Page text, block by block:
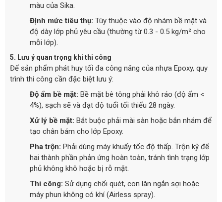
màu của Sika.
Định mức tiêu thụ: Tùy thuộc vào độ nhám bề mặt và
độ dày lớp phủ yêu cầu (thường từ 0.3 - 0.5 kg/m² cho
mỗi lớp).
5. Lưu ý quan trọng khi thi công
Để sản phẩm phát huy tối đa công năng của nhựa Epoxy, quy
trình thi công cần đặc biệt lưu ý:
Độ ẩm bề mặt: Bề mặt bê tông phải khô ráo (độ ẩm <
4%), sạch sẽ và đạt độ tuổi tối thiểu 28 ngày.
Xử lý bề mặt: Bắt buộc phải mài sàn hoặc bắn nhám để
tạo chân bám cho lớp Epoxy.
Pha trộn: Phải dùng máy khuấy tốc độ thấp. Trộn kỹ để
hai thành phần phản ứng hoàn toàn, tránh tình trạng lớp
phủ không khô hoặc bị rỗ mặt.
Thi công: Sử dụng chổi quét, con lăn ngắn sợi hoặc
máy phun không có khí (Airless spray).